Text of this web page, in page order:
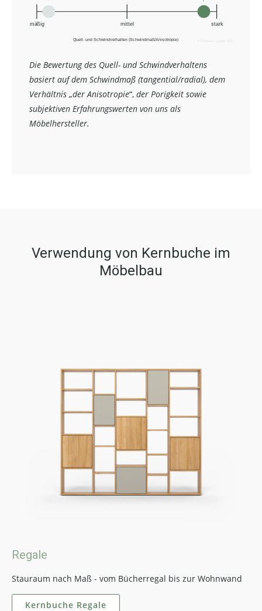
Die Bewertung des Quell- und Schwindverhaltens
basiert auf dem Schwindmaß (tangential/radial), dem
Verhältnis „der Anisotropie“, der Porigkeit sowie
subjektiven Erfahrungswerten von uns als
Möbelhersteller.
Verwendung von Kernbuche im
Möbelbau
Regale
Stauraum nach Maß - vom Bücherregal bis zur Wohnwand
Kernbuche Regale